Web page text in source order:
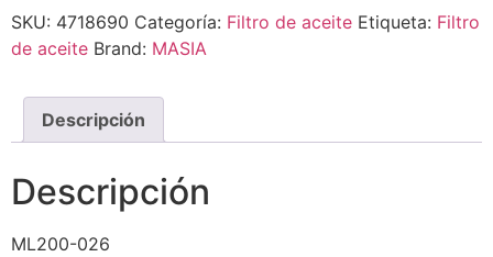
SKU: 4718690 Categoría: Filtro de aceite Etiqueta: Filtro
de aceite Brand: MASIA
Descripción
Descripción
ML200-026